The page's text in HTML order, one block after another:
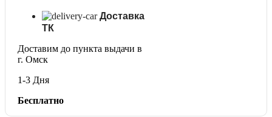
Доставка
ТК
Доставим до пункта выдачи в
г. Омск
1-3 Дня
Бесплатно